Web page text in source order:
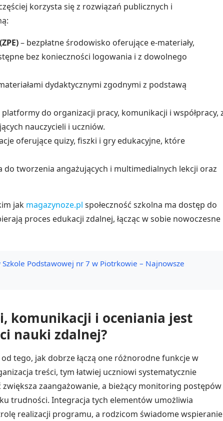
korzysta się z rozwiązań publicznych i
– bezpłatne środowisko oferujące e-materiały,
bez konieczności logowania i z dowolnego
dydaktycznymi zgodnymi z podstawą
platformy do organizacji pracy, komunikacji i współpracy,
nauczycieli i uczniów.
oferujące quizy, fiszki i gry edukacyjne, które
do tworzenia angażujących i multimedialnych lekcji oraz
jak magazynoze.pl społeczność szkolna ma dostęp do
proces edukacji zdalnej, łącząc w sobie nowoczesne
Podstawowej nr 7 w Piotrkowie – Najnowsze
komunikacji i oceniania jest
nauki zdalnej?
tego, jak dobrze łączą one różnorodne funkcje w
treści, tym łatwiej uczniowi systematycznie
zaangażowanie, a bieżący monitoring postępów
trudności. Integracja tych elementów umożliwia
realizacji programu, a rodzicom świadome wspieranie